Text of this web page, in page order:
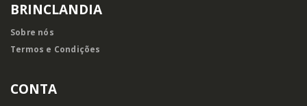
BRINCLANDIA
Sobre nós
Termos e Condições
CONTA